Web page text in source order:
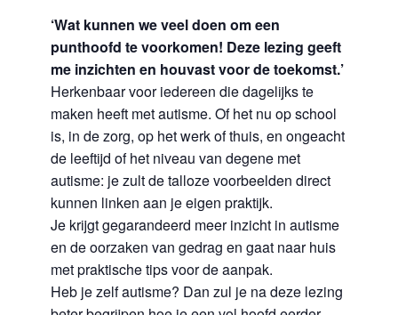
‘Wat kunnen we veel doen om een
punthoofd te voorkomen! Deze lezing geeft
me inzichten en houvast voor de toekomst.’
Herkenbaar voor iedereen die dagelijks te
maken heeft met autisme. Of het nu op school
is, in de zorg, op het werk of thuis, en ongeacht
de leeftijd of het niveau van degene met
autisme: je zult de talloze voorbeelden direct
kunnen linken aan je eigen praktijk.
Je krijgt gegarandeerd meer inzicht in autisme
en de oorzaken van gedrag en gaat naar huis
met praktische tips voor de aanpak.
Heb je zelf autisme? Dan zul je na deze lezing